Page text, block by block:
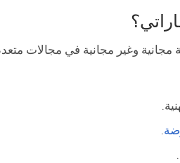
مجانية وغير مجانية في مجالات
.